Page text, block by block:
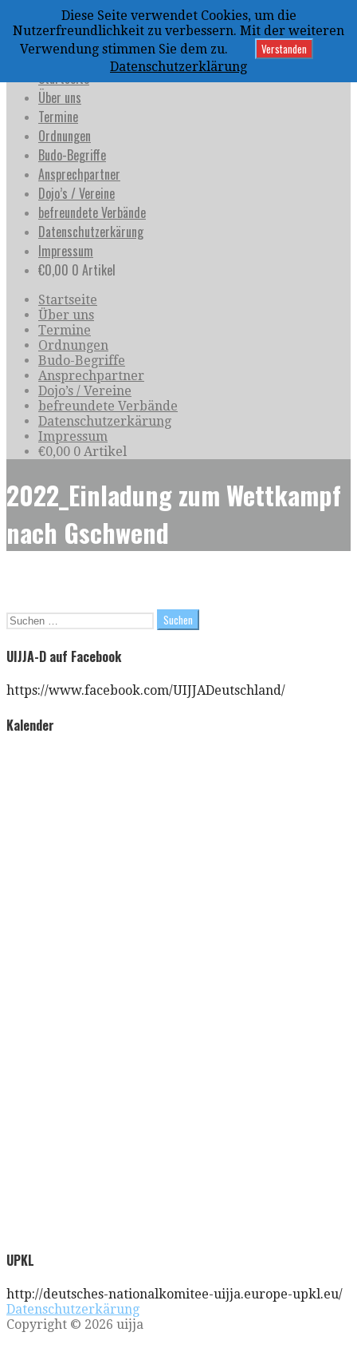
Inhalt
springen
uijja
Deutschland e.V.
Startseite
Über uns
Termine
Ordnungen
Budo-Begriffe
Ansprechpartner
Dojo’s / Vereine
befreundete Verbände
Datenschutzerkärung
Impressum
€0,00 0 Artikel
Startseite
Über uns
Termine
Ordnungen
Budo-Begriffe
Ansprechpartner
Dojo’s / Vereine
befreundete Verbände
Datenschutzerkärung
Impressum
€0,00 0 Artikel
2022_Einladung zum Wettkampf
nach Gschwend
Suchen
UIJJA-D auf Facebook
https://www.facebook.com/UIJJADeutschland/
Kalender
UPKL
http://deutsches-nationalkomitee-uijja.europe-upkl.eu/
Datenschutzerkärung
Copyright © 2026 uijja
Diese Seite verwendet Cookies, um die
Nutzerfreundlichkeit zu verbessern. Mit der weiteren
Verwendung stimmen Sie dem zu.
Verstanden
Datenschutzerklärung